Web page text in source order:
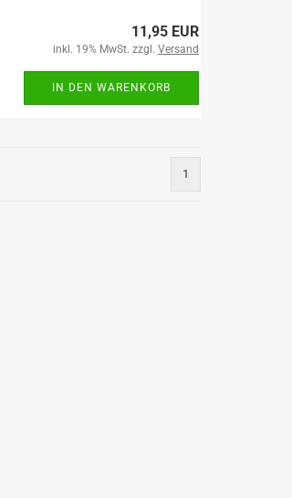
11,95 EUR
inkl. 19% MwSt. zzgl. Versand
IN DEN WARENKORB
1